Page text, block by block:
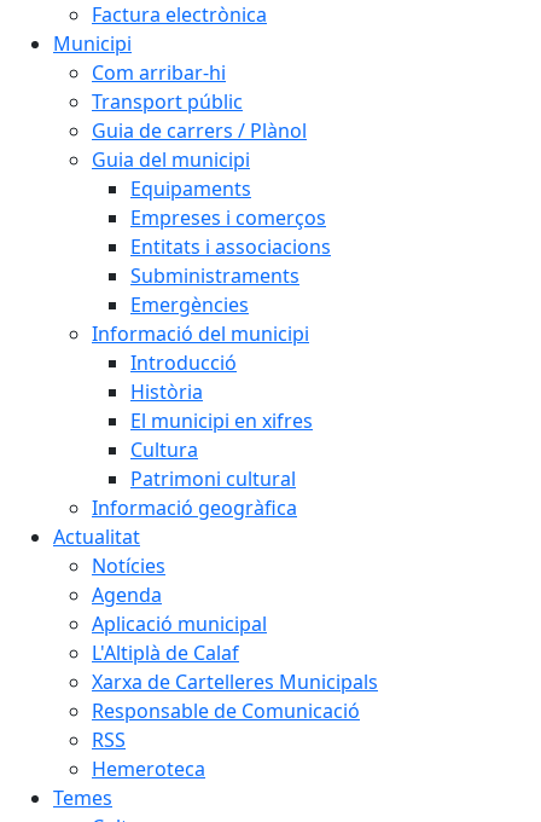
Factura electrònica
Municipi
Com arribar-hi
Transport públic
Guia de carrers / Plànol
Guia del municipi
Equipaments
Empreses i comerços
Entitats i associacions
Subministraments
Emergències
Informació del municipi
Introducció
Història
El municipi en xifres
Cultura
Patrimoni cultural
Informació geogràfica
Actualitat
Notícies
Agenda
Aplicació municipal
L'Altiplà de Calaf
Xarxa de Cartelleres Municipals
Responsable de Comunicació
RSS
Hemeroteca
Temes